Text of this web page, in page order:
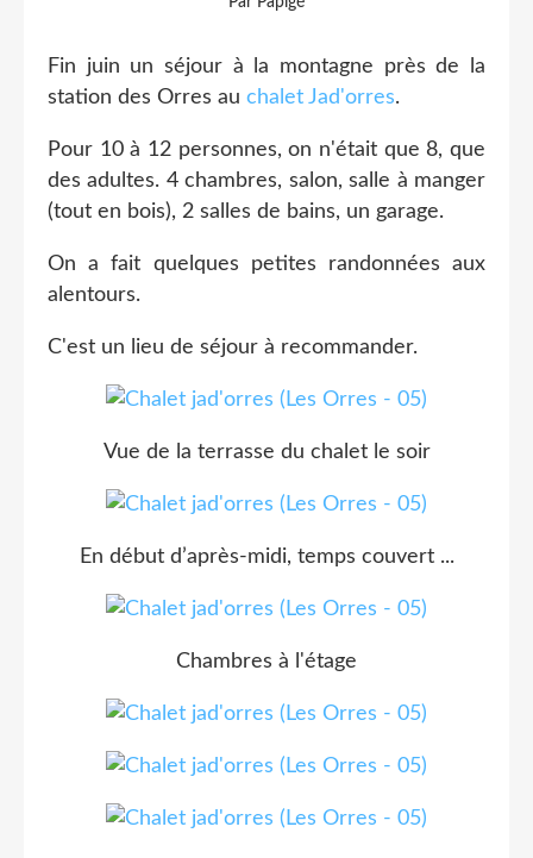
Fin juin un séjour à la montagne près de la
station des Orres au chalet Jad'orres.
Pour 10 à 12 personnes, on n'était que 8, que
des adultes. 4 chambres, salon, salle à manger
(tout en bois), 2 salles de bains, un garage.
On a fait quelques petites randonnées aux
alentours.
C'est un lieu de séjour à recommander.
Vue de la terrasse du chalet le soir
En début d’après-midi, temps couvert ...
Chambres à l'étage